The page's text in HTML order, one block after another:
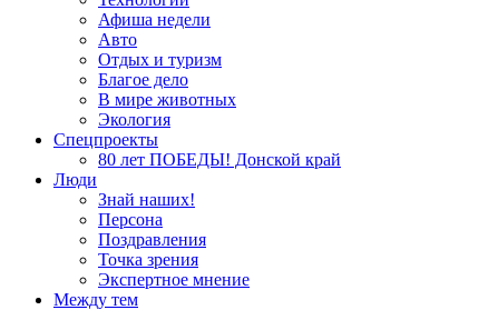
Афиша недели
Авто
Отдых и туризм
Благое дело
В мире животных
Экология
Спецпроекты
80 лет ПОБЕДЫ! Донской край
Люди
Знай наших!
Персона
Поздравления
Точка зрения
Экспертное мнение
Между тем